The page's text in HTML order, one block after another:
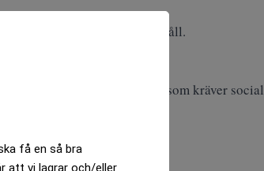
få en så bra
att vi lagrar och/eller
hjälper oss att dra åt rätt håll.
forskning att arbeten som kräver social